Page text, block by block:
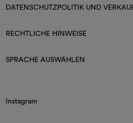
DATENSCHUTZPOLITIK UND
RECHTLICHE HINWEISE
SPRACHE AUSWÄHLEN
Instagram